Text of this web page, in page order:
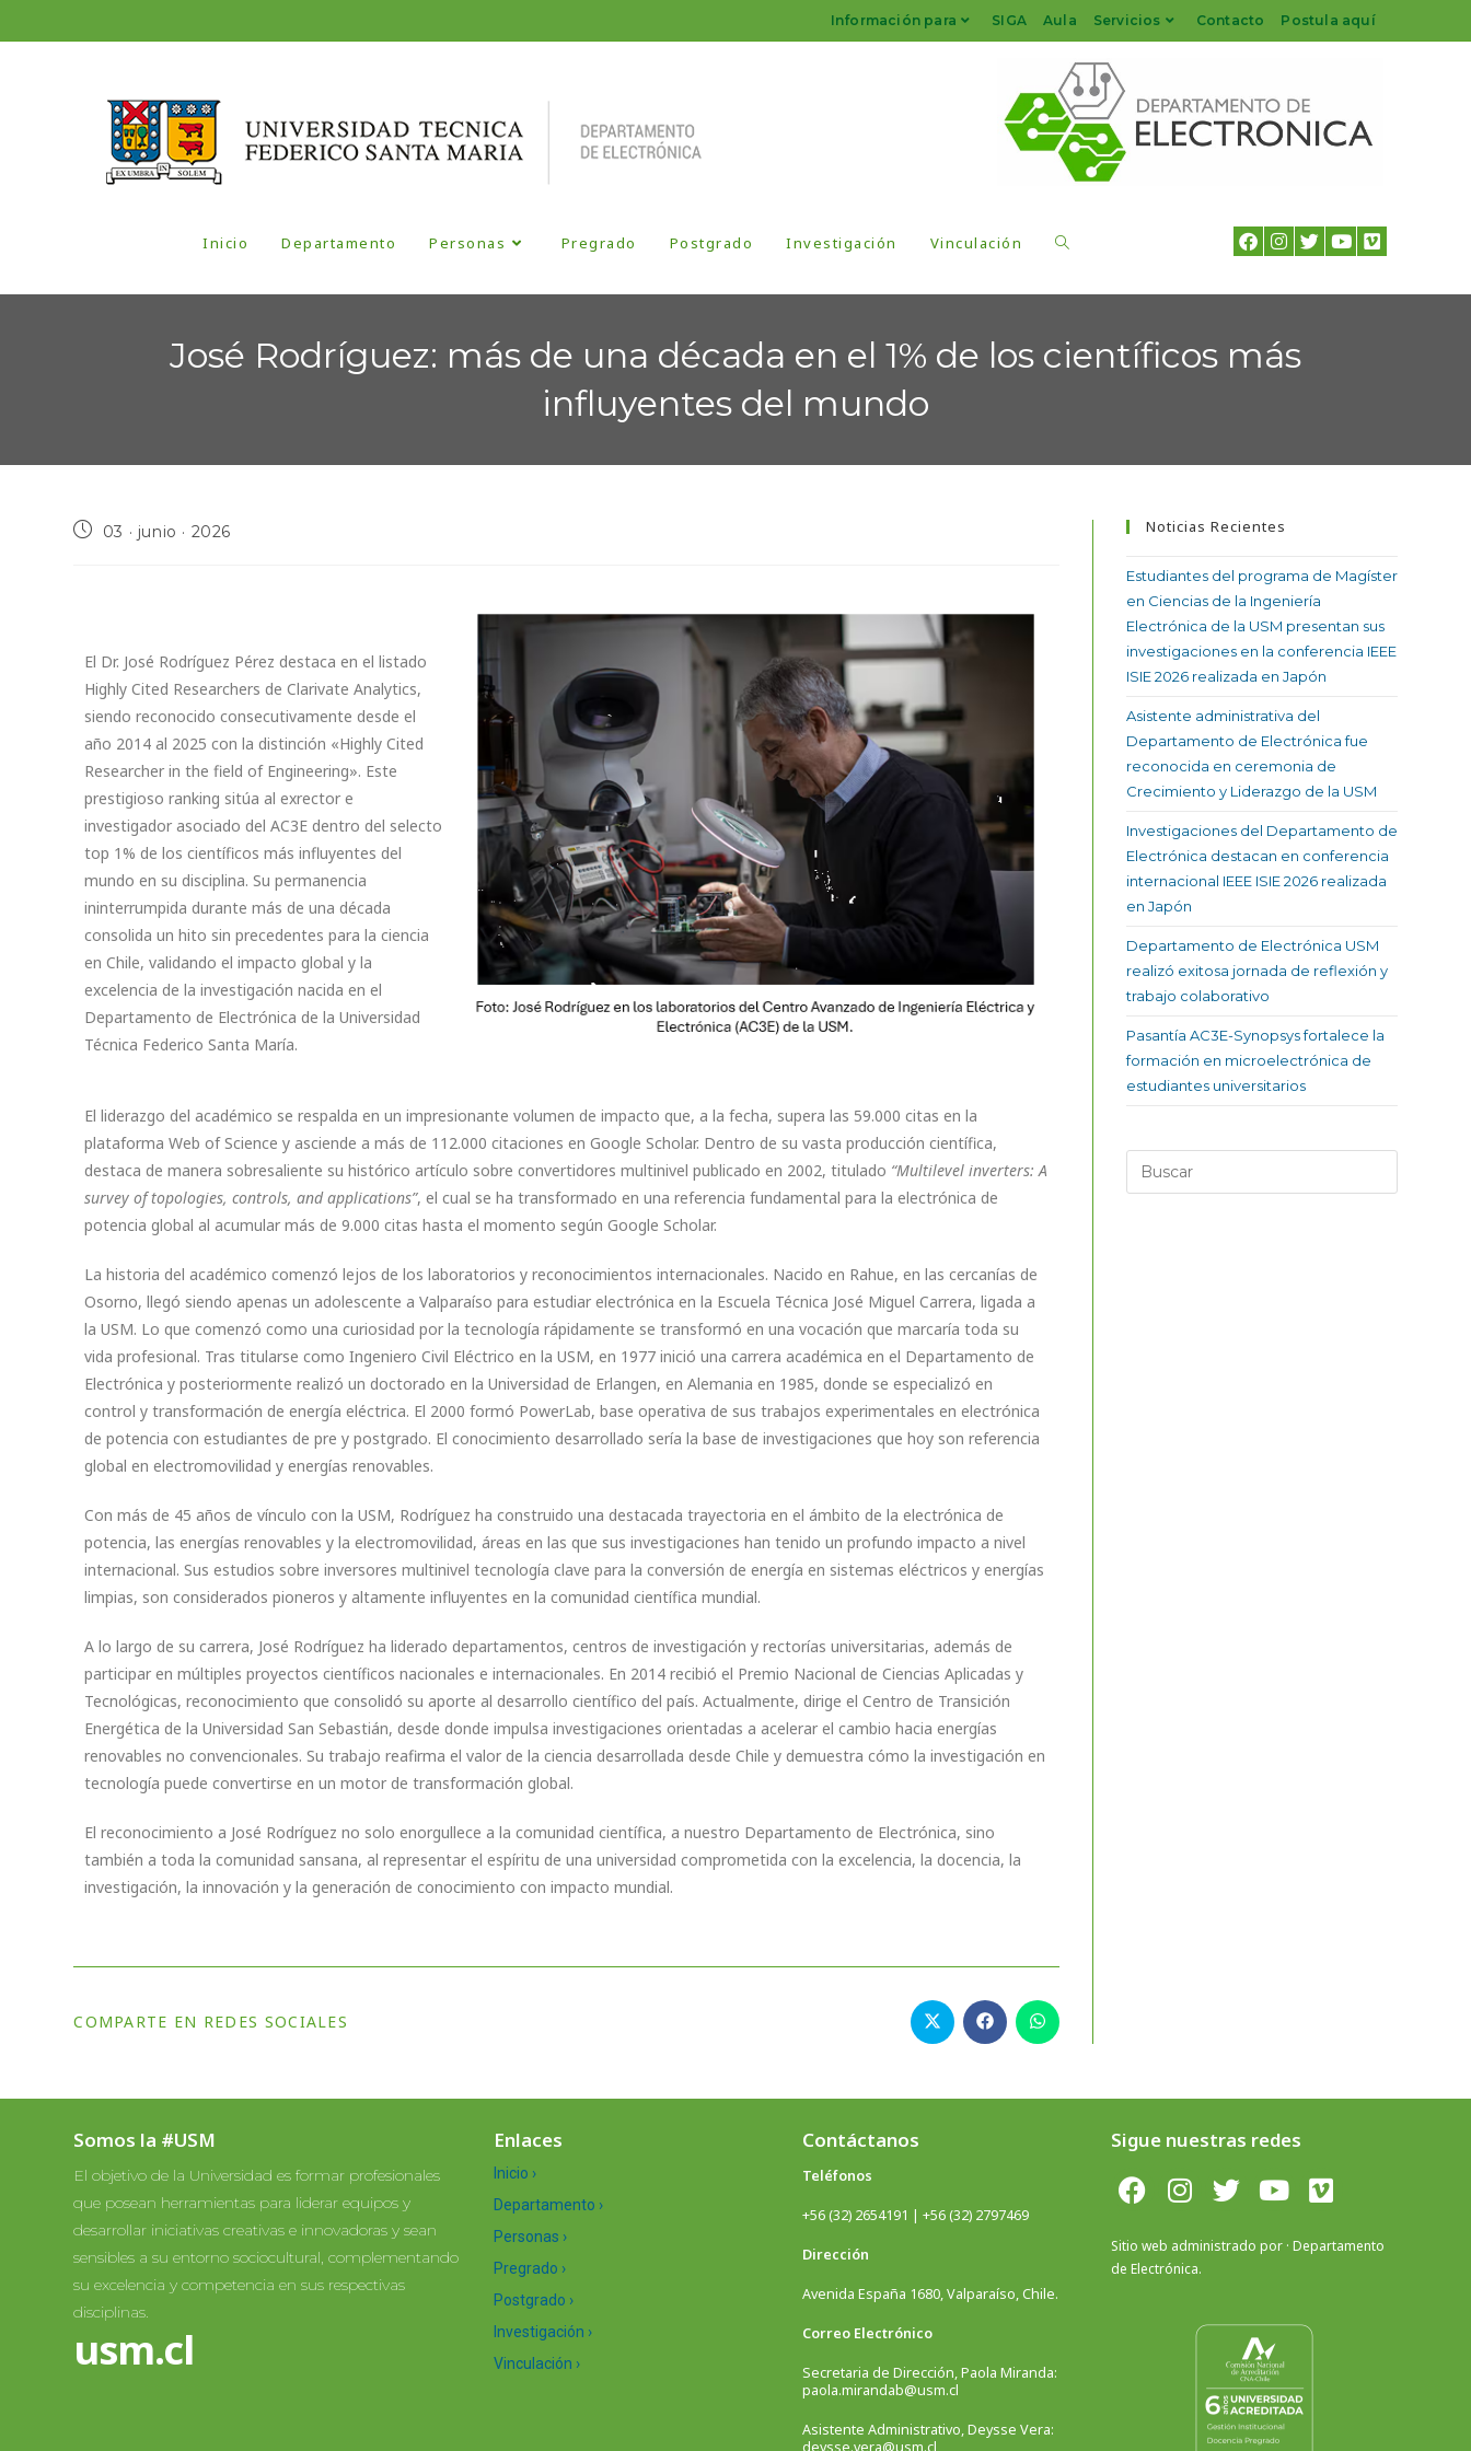
Información para SIGA Aula Servicios Contacto Postula aquí
Inicio Departamento Personas Pregrado Postgrado Investigación Vinculación
José Rodríguez: más de una década en el 1% de los científicos más
influyentes del mundo
03 · junio · 2026
El Dr. José Rodríguez Pérez destaca en el listado
Highly Cited Researchers de Clarivate Analytics,
siendo reconocido consecutivamente desde el
año 2014 al 2025 con la distinción «Highly Cited
Researcher in the field of Engineering». Este
prestigioso ranking sitúa al exrector e
investigador asociado del AC3E dentro del selecto
top 1% de los científicos más influyentes del
mundo en su disciplina. Su permanencia
ininterrumpida durante más de una década
consolida un hito sin precedentes para la ciencia
en Chile, validando el impacto global y la
excelencia de la investigación nacida en el
Departamento de Electrónica de la Universidad
Técnica Federico Santa María.
El liderazgo del académico se respalda en un impresionante volumen de impacto que, a la fecha, supera las 59.000 citas en la
plataforma Web of Science y asciende a más de 112.000 citaciones en Google Scholar. Dentro de su vasta producción científica,
destaca de manera sobresaliente su histórico artículo sobre convertidores multinivel publicado en 2002, titulado “Multilevel inverters: A
survey of topologies, controls, and applications”, el cual se ha transformado en una referencia fundamental para la electrónica de
potencia global al acumular más de 9.000 citas hasta el momento según Google Scholar.
La historia del académico comenzó lejos de los laboratorios y reconocimientos internacionales. Nacido en Rahue, en las cercanías de
Osorno, llegó siendo apenas un adolescente a Valparaíso para estudiar electrónica en la Escuela Técnica José Miguel Carrera, ligada a
la USM. Lo que comenzó como una curiosidad por la tecnología rápidamente se transformó en una vocación que marcaría toda su
vida profesional. Tras titularse como Ingeniero Civil Eléctrico en la USM, en 1977 inició una carrera académica en el Departamento de
Electrónica y posteriormente realizó un doctorado en la Universidad de Erlangen, en Alemania en 1985, donde se especializó en
control y transformación de energía eléctrica. El 2000 formó PowerLab, base operativa de sus trabajos experimentales en electrónica
de potencia con estudiantes de pre y postgrado. El conocimiento desarrollado sería la base de investigaciones que hoy son referencia
global en electromovilidad y energías renovables.
Con más de 45 años de vínculo con la USM, Rodríguez ha construido una destacada trayectoria en el ámbito de la electrónica de
potencia, las energías renovables y la electromovilidad, áreas en las que sus investigaciones han tenido un profundo impacto a nivel
internacional. Sus estudios sobre inversores multinivel tecnología clave para la conversión de energía en sistemas eléctricos y energías
limpias, son considerados pioneros y altamente influyentes en la comunidad científica mundial.
A lo largo de su carrera, José Rodríguez ha liderado departamentos, centros de investigación y rectorías universitarias, además de
participar en múltiples proyectos científicos nacionales e internacionales. En 2014 recibió el Premio Nacional de Ciencias Aplicadas y
Tecnológicas, reconocimiento que consolidó su aporte al desarrollo científico del país. Actualmente, dirige el Centro de Transición
Energética de la Universidad San Sebastián, desde donde impulsa investigaciones orientadas a acelerar el cambio hacia energías
renovables no convencionales. Su trabajo reafirma el valor de la ciencia desarrollada desde Chile y demuestra cómo la investigación en
tecnología puede convertirse en un motor de transformación global.
El reconocimiento a José Rodríguez no solo enorgullece a la comunidad científica, a nuestro Departamento de Electrónica, sino
también a toda la comunidad sansana, al representar el espíritu de una universidad comprometida con la excelencia, la docencia, la
investigación, la innovación y la generación de conocimiento con impacto mundial.
COMPARTE EN REDES SOCIALES
Noticias Recientes
Estudiantes del programa de Magíster
en Ciencias de la Ingeniería
Electrónica de la USM presentan sus
investigaciones en la conferencia IEEE
ISIE 2026 realizada en Japón
Asistente administrativa del
Departamento de Electrónica fue
reconocida en ceremonia de
Crecimiento y Liderazgo de la USM
Investigaciones del Departamento de
Electrónica destacan en conferencia
internacional IEEE ISIE 2026 realizada
en Japón
Departamento de Electrónica USM
realizó exitosa jornada de reflexión y
trabajo colaborativo
Pasantía AC3E-Synopsys fortalece la
formación en microelectrónica de
estudiantes universitarios
Somos la #USM
El objetivo de la Universidad es formar profesionales
que posean herramientas para liderar equipos y
desarrollar iniciativas creativas e innovadoras y sean
sensibles a su entorno sociocultural, complementando
su excelencia y competencia en sus respectivas
disciplinas.
usm.cl
Enlaces
Inicio ›
Departamento ›
Personas ›
Pregrado ›
Postgrado ›
Investigación ›
Vinculación ›
Contáctanos
Teléfonos
+56 (32) 2654191 | +56 (32) 2797469
Dirección
Avenida España 1680, Valparaíso, Chile.
Correo Electrónico
Secretaria de Dirección, Paola Miranda:
paola.mirandab@usm.cl
Asistente Administrativo, Deysse Vera:
Sigue nuestras redes
Sitio web administrado por · Departamento
de Electrónica.